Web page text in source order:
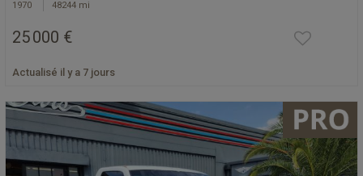
1970 48244 mi
25 000 €
Actualisé il y a 7 jours